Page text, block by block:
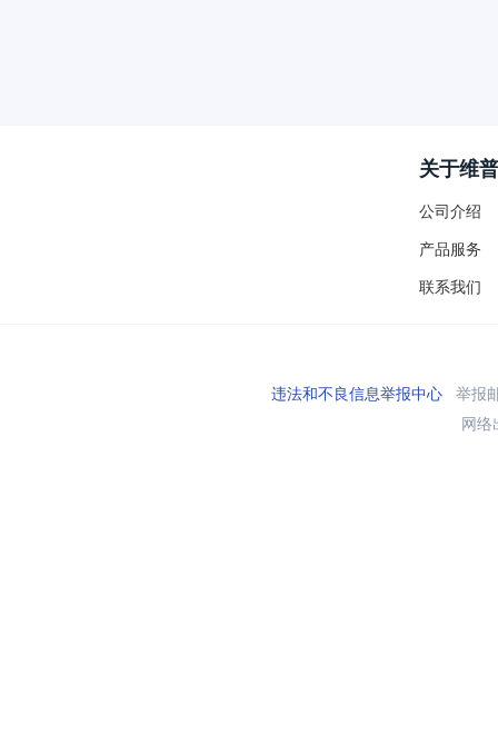
关于维普
公司介绍
产品服务
联系我们
违法和不良信息举报中心举报
网